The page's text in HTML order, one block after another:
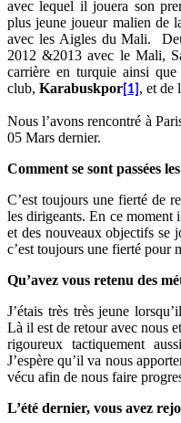
avec lequel il jouera son
plus jeune joueur malien de
avec les Aigles du Mali.
2012 &2013 avec le Mali,
carrière en turquie ainsi
club, Karabuskpor [1] , et de
Nous l’avons rencontré à
05 Mars dernier.
Comment se sont passées
C’est toujours une fierté de
les dirigeants. En ce moment
et des nouveaux objectifs se
c’est toujours une fierté pour
Qu’avez vous retenu des
J’étais très très jeune
Là il est de retour avec nous
rigoureux tactiquement
J’espère qu’il va nous
vécu afin de nous faire
L’été dernier, vous avez